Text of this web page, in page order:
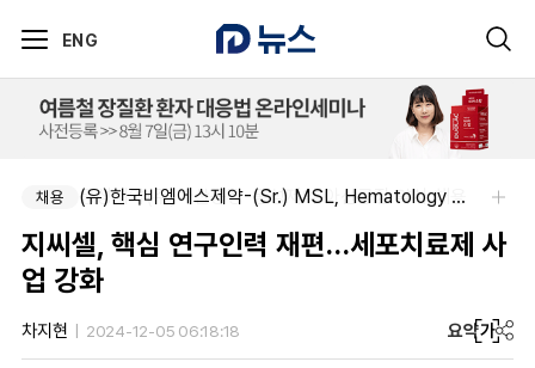
ENG
채용 동성제약(주)아산공장-동성제약 아산공장 약사 채용
채용 (유)한국비엠에스제약-(Sr.) MSL, Hematology (Permanent)
지씨셀, 핵심 연구인력 재편…세포치료제 사
업 강화
차지현 2024-12-05 06:18:18 요약가